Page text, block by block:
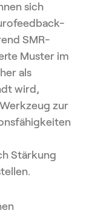
sich
SMR-
Muster im
als
wird,
zur
Stärkung